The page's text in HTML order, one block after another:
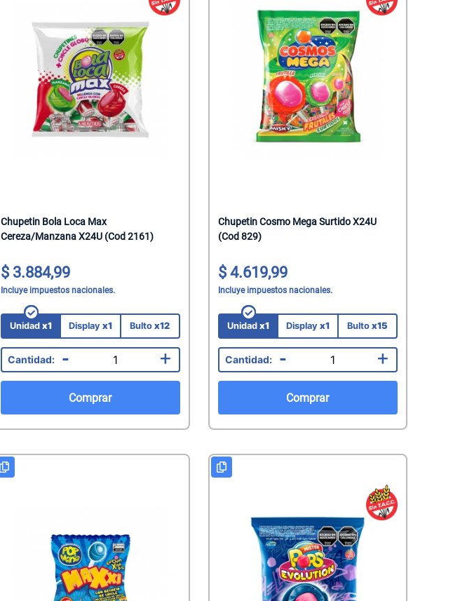
Chupetin Bola Loca Max
Cereza/Manzana X24U (Cod 2161)
3.884,99
Incluye impuestos nacionales.
Unidadx1 Display x1 Bultox12
- +
Comprar
Chupetin Cosmo Mega Surtido X24U
(Cod 829)
4.619,99
Incluye impuestos nacionales.
Unidadx1 Display x1 Bulto x15
- +
Comprar